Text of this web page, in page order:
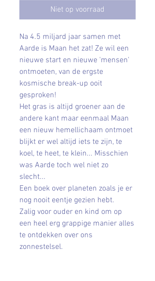
Niet op voorraad
Na 4.5 miljard jaar samen met
Aarde is Maan het zat! Ze wil een
nieuwe start en nieuwe 'mensen'
ontmoeten, van de ergste
kosmische break-up ooit
gesproken!
Het gras is altijd groener aan de
andere kant maar eenmaal Maan
een nieuw hemellichaam ontmoet
blijkt er wel altijd iets te zijn, te
koel, te heet, te klein... Misschien
was Aarde toch wel niet zo
slecht...
Een boek over planeten zoals je er
nog nooit eentje gezien hebt.
Zalig voor ouder en kind om op
een heel erg grappige manier alles
te ontdekken over ons
zonnestelsel.